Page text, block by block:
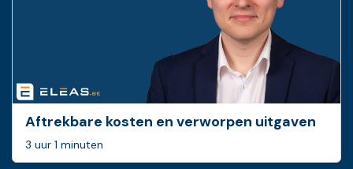
Aftrekbare kosten en verworpen uitgaven
3 uur 1 minuten